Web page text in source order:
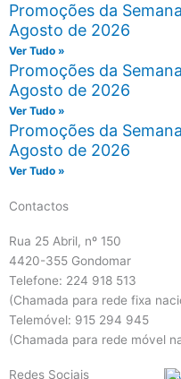
Promoções da
Agosto de 2026
Ver Tudo »
Promoções da
Agosto de 2026
Ver Tudo »
Promoções da
Agosto de 2026
Ver Tudo »
Contactos
Rua 25 Abril, nº 150
4420-355 Gondomar
Telefone: 224 918 513
(Chamada para rede fixa
Telemóvel: 915 294 945
(Chamada para rede móvel
Redes Sociais